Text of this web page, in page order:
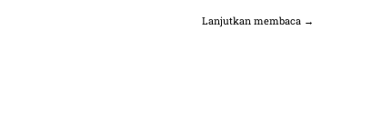
Lanjutkan membaca →